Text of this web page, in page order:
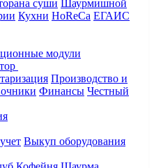
суши Шаурмишной
Кухни HoReCa ЕГАИС
модули
Производство и
Финансы Честный
Выкуп оборудования